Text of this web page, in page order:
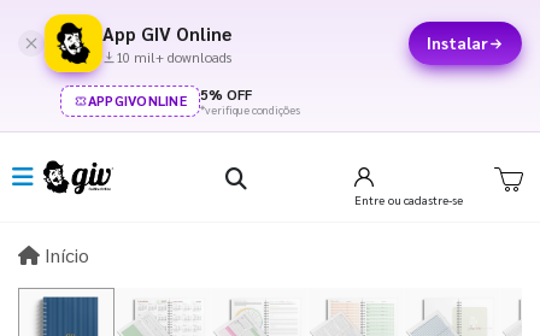
App GIV Online
10 mil+ downloads
Instalar
APPGIVONLINE 5% OFF
*verifique condições
Entre ou cadastre-se
Início